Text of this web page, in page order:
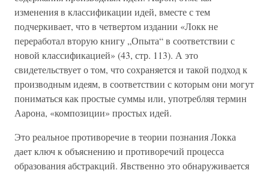
изменения в классификации идей, вместе с тем
подчеркивает, что в четвертом издании «Локк не
переработал вторую книгу „Опыта“ в соответствии с
новой классификацией» (43, стр. 113). А это
свидетельствует о том, что сохраняется и такой подход к
производным идеям, в соответствии с которым они могут
пониматься как простые суммы или, употребляя термин
Аарона, «композиции» простых идей.
Это реальное противоречие в теории познания Локка
дает ключ к объяснению и противоречий процесса
образования абстракций. Явственно это обнаруживается